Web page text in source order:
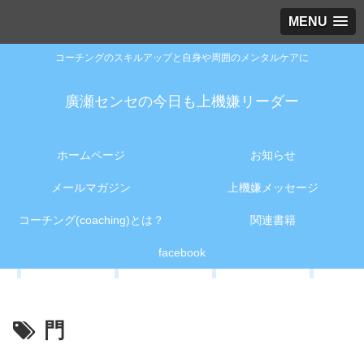
MENU
コーチングのスキルアップと自身や周囲のメンタルケアに
廣瀬センセの今日も上機嫌リーダー
ホームページ お知らせ
メールマガジン 上機嫌メッセージ
コーチング(coaching)とは？ 関連書籍
facebook
門